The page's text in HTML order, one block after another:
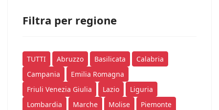
Filtra per regione
TUTTI Abruzzo Basilicata
Calabria
Campania
Emilia Romagna
Friuli Venezia Giulia
Lazio
Liguria
Lombardia
Marche Molise
Piemonte